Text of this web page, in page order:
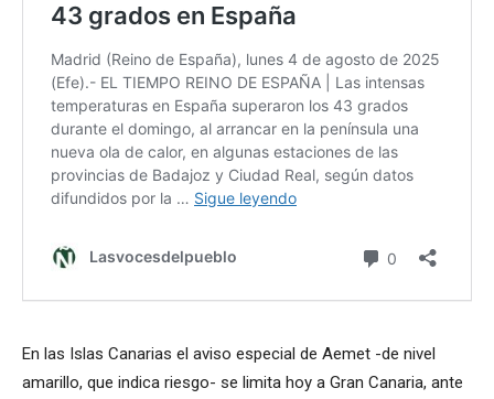
En las Islas Canarias el aviso especial de Aemet -de nivel
amarillo, que indica riesgo- se limita hoy a Gran Canaria, ante